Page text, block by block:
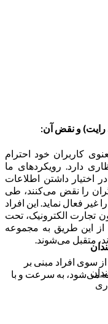
رایت) و نقض آن:
کاربران خود احترام
دارد. رویکردهای ما
اختیار داشتن اطلاعات
را نقض می‌کنند، طی
فعال ‌نماید. این افراد
تجارت الکترونیک، تحت
از این طریق به مجموعه
متقبل می‌شوند.
سوی افراد مبنی بر
می‌شود، به سرعت و با